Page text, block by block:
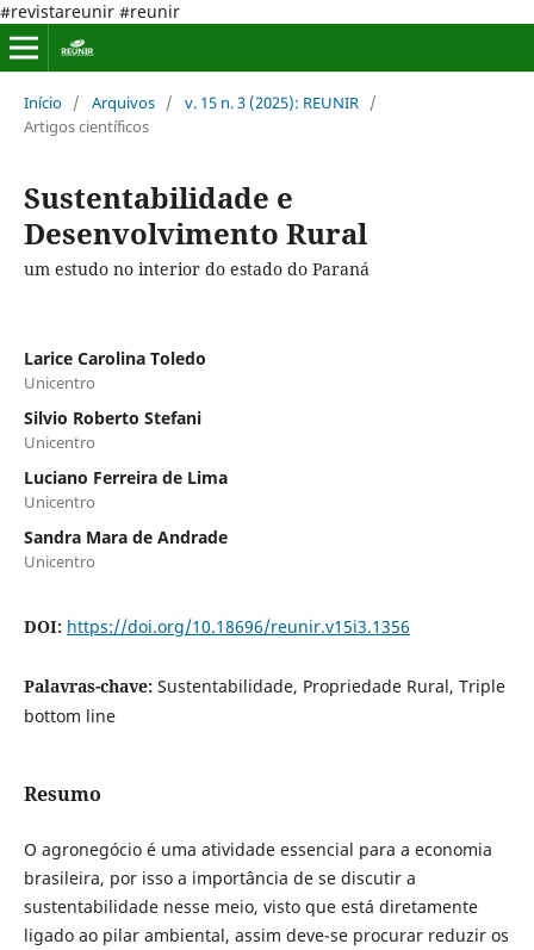
#revistareunir #reunir
Início / Arquivos / v. 15 n. 3 (2025): REUNIR /
Artigos científicos
Sustentabilidade e
Desenvolvimento Rural
um estudo no interior do estado do Paraná
Larice Carolina Toledo
Unicentro
Silvio Roberto Stefani
Unicentro
Luciano Ferreira de Lima
Unicentro
Sandra Mara de Andrade
Unicentro
DOI: https://doi.org/10.18696/reunir.v15i3.1356
Palavras-chave: Sustentabilidade, Propriedade Rural, Triple
bottom line
Resumo
O agronegócio é uma atividade essencial para a economia
brasileira, por isso a importância de se discutir a
sustentabilidade nesse meio, visto que está diretamente
ligado ao pilar ambiental, assim deve-se procurar reduzir os